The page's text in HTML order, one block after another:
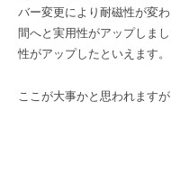
バー変更により耐磁性が変
間へと実用性がアップしま
性がアップしたといえます。
ここが大事かと思われます